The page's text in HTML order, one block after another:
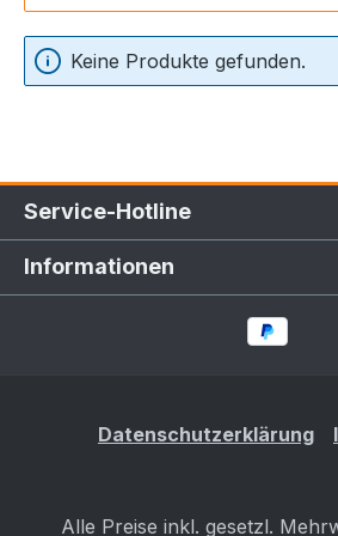
Keine Produkte gefunden.
Service-Hotline
Informationen
Datenschutzerklärung
Alle Preise inkl. gesetzl.